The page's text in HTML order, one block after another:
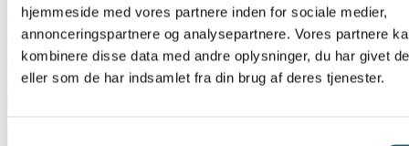
hjemmeside med vores partnere inden for sociale medier,
annonceringspartnere og analysepartnere. Vores partnere
kombinere disse data med andre oplysninger, du har givet
eller som de har indsamlet fra din brug af deres tjenester.
Vælg*
CVR-Nummer